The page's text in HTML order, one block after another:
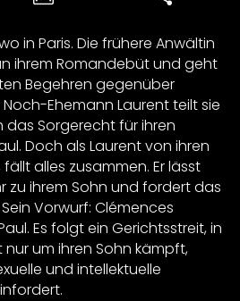
in Paris. Die frühere Anwältin
ihrem Romandebüt und geht
Begehren gegenüber
Ehemann Laurent teilt sie
Sorgerecht für ihren
Doch als Laurent von ihren
alles zusammen. Er lässt
zu ihrem Sohn und fordert das
Vorwurf: Clémences
Es folgt ein Gerichtsstreit, in
um ihren Sohn kämpft,
und intellektuelle